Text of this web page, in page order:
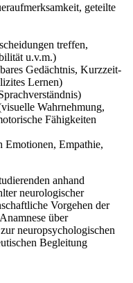
geteilte
treffen,
u.v.m.)
Gedächtnis, Kurzzeit-
Lernen)
Wahrnehmung,
Fähigkeiten
Emotionen, Empathie,
anhand
neurologischer
Vorgehen der
über
neuropsychologischen
Begleitung